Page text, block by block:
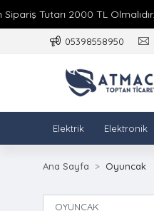
2000 TL Olmalıdır.
05398558950
Elektrik Elektronik
Ana Sayfa Oyuncak